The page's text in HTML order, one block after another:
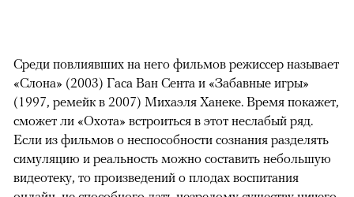
Среди повлиявших на него фильмов режиссер называет
«Слона» (2003) Гаса Ван Сента и «Забавные игры»
(1997, ремейк в 2007) Михаэля Ханеке. Время покажет,
сможет ли «Охота» встроиться в этот неслабый ряд.
Если из фильмов о неспособности сознания разделять
симуляцию и реальность можно составить небольшую
видеотеку, то произведений о плодах воспитания